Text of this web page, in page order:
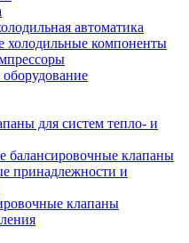
автоматика
компоненты
для систем тепло- и
балансировочные клапаны
принадлежности и
клапаны